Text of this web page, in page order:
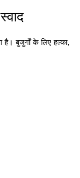
है। बुजुर्गों के लिए हल्का,